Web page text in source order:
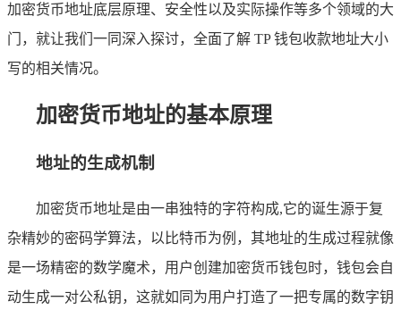
加密货币地址底层原理、安全性以及实际操作等多个领域的大
门，就让我们一同深入探讨，全面了解 TP 钱包收款地址大小
写的相关情况。
加密货币地址的基本原理
地址的生成机制
加密货币地址是由一串独特的字符构成,它的诞生源于复
杂精妙的密码学算法，以比特币为例，其地址的生成过程就像
是一场精密的数学魔术，用户创建加密货币钱包时，钱包会自
动生成一对公私钥，这就如同为用户打造了一把专属的数字钥